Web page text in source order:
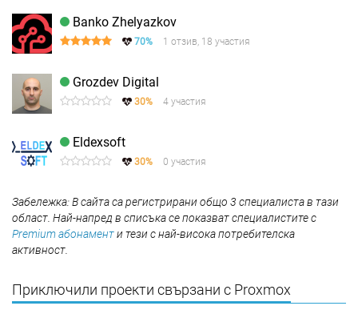
Banko Zhelyazkov
70% 1 отзив, 18 участия
Grozdev Digital
30% 4 участия
Eldexsoft
30% 0 участия
Забележка: В сайта са регистрирани общо 3 специалиста в тази
област. Най-напред в списъка се показват специалистите с
Premium абонаменти тези с най-висока потребителска
активност.
Приключили проекти свързани с Proxmox